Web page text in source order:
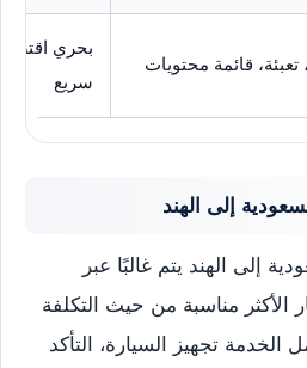
تعبئة، قائمة محتويات
بحري
سريع
إلى الهند
إلى الهند يتم غالبًا عبر
الأكثر مناسبة من حيث التكلفة
تجهيز السيارة، التأكد